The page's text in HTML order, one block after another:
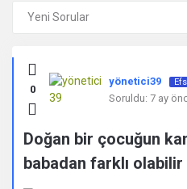
Kullanıcı
Yorumları
ve
Deneyimleri
0
yönetici39
Soruldu: 7 ay
Doğan bir çocuğun
babadan farklı olabilir